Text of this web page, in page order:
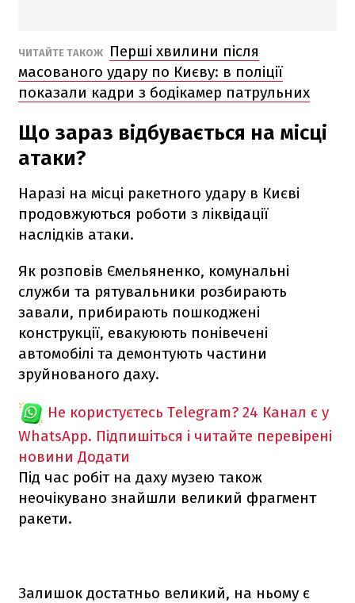
ЧИТАЙТЕ ТАКОЖ
Перші хвилини після
масованого удару по Києву: в поліції
показали кадри з бодікамер патрульних
Що зараз відбувається на місці
атаки?
Наразі на місці ракетного удару в Києві
продовжуються роботи з ліквідації
наслідків атаки.
Як розповів Ємельяненко, комунальні
служби та рятувальники розбирають
завали, прибирають пошкоджені
конструкції, евакуюють понівечені
автомобілі та демонтують частини
зруйнованого даху.
Не користуєтесь Telegram? 24 Канал є у
WhatsApp. Підпишіться і читайте перевірені
новини Додати
Під час робіт на даху музею також
неочікувано знайшли великий фрагмент
ракети.
Залишок достатньо великий, на ньому є